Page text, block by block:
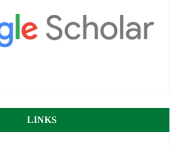
LINKS